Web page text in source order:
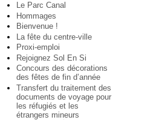
Le Parc Canal
Hommages
Bienvenue !
La fête du centre-ville
Proxi-emploi
Rejoignez Sol En Si
Concours des décorations
des fêtes de fin d’année
Transfert du traitement des
documents de voyage pour
les réfugiés et les
étrangers mineurs